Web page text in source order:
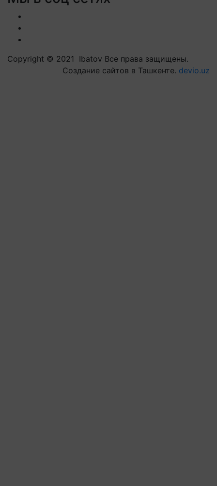
Copyright © 2021 Ibatov Все права защищены.
Создание сайтов в Ташкенте. devio.uz